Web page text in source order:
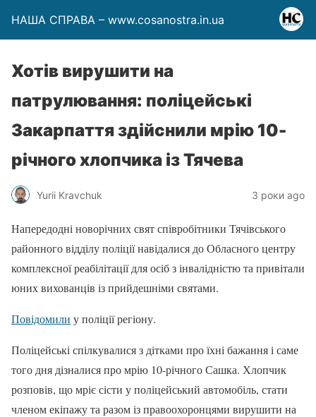
НАША СПРАВА – www.cosanostra.in.ua
Хотів вирушити на
патрулювання: поліцейські
Закарпаття здійснили мрію 10-
річного хлопчика із Тячева
Yurii Kravchuk 3 роки ago
Напередодні новорічних свят співробітники Тячівського
районного відділу поліції навідалися до Обласного центру
комплексної реабілітації для осіб з інвалідністю та привітали
юних вихованців із прийдешніми святами.
Повідомили у поліції регіону.
Поліцейські спілкувалися з дітками про їхні бажання і саме
того дня дізналися про мрію 10-річного Сашка. Хлопчик
розповів, що мріє сісти у поліцейський автомобіль, стати
членом екіпажу та разом із правоохоронцями вирушити на